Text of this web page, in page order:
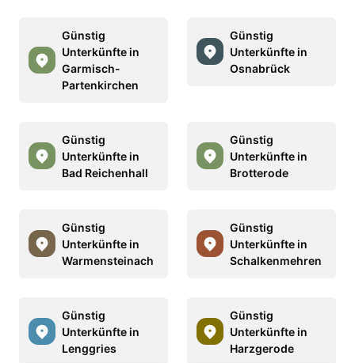
Günstig
Unterkünfte in
Garmisch-
Partenkirchen
Günstig
Unterkünfte in
Osnabrück
Günstig
Unterkünfte in
Bad Reichenhall
Günstig
Unterkünfte in
Brotterode
Günstig
Unterkünfte in
Warmensteinach
Günstig
Unterkünfte in
Schalkenmehren
Günstig
Unterkünfte in
Lenggries
Günstig
Unterkünfte in
Harzgerode